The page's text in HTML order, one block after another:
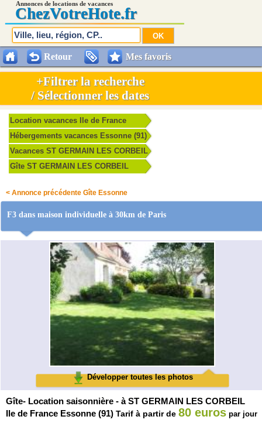
Location vacances Ile de France
Hébergements vacances Essonne (91)
Vacances ST GERMAIN LES CORBEIL
Gîte ST GERMAIN LES CORBEIL
< Annonce précédente Gîte Essonne
F3 dans maison individuelle à 30km de Paris
Développer toutes les photos
Gîte- Location saisonnière - à ST GERMAIN LES CORBEIL
Ile de France Essonne (91) Tarif à partir de 80 euros par jour
Retour Mes favoris
Annonces de locations de vacances
ChezVotreHote.fr
+Filtrer la recherche
/ Sélectionner les dates